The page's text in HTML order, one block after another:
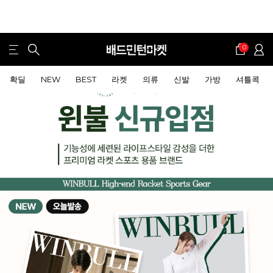
0
확딜 NEW BEST 라켓 의류 신발 가방 셔틀콕